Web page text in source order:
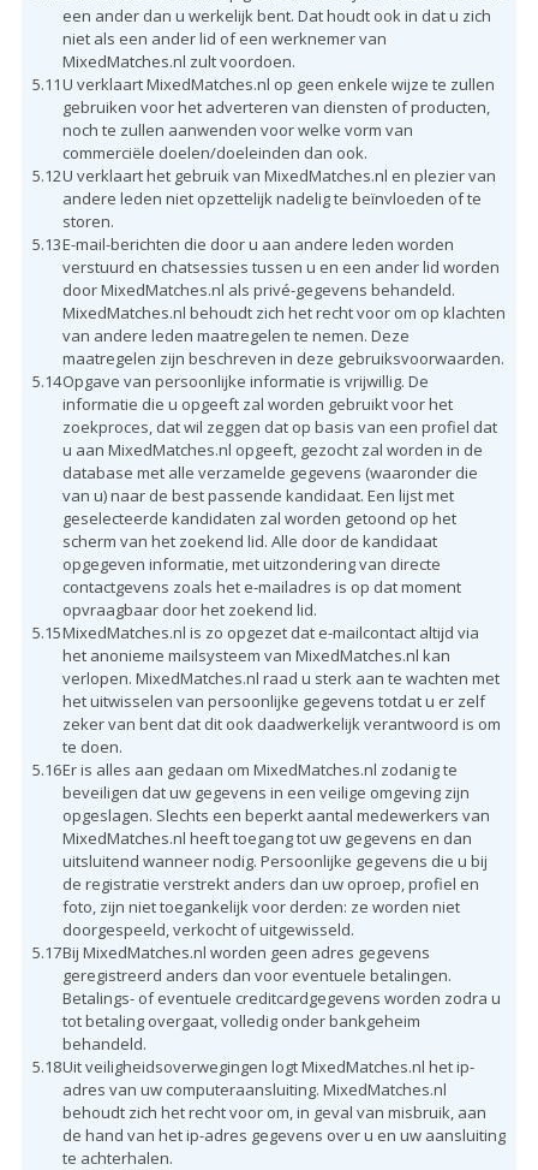
een ander dan u werkelijk bent. Dat houdt ook in dat u zich
niet als een ander lid of een werknemer van
MixedMatches.nl zult voordoen.
5.11U verklaart MixedMatches.nl op geen enkele wijze te zullen
gebruiken voor het adverteren van diensten of producten,
noch te zullen aanwenden voor welke vorm van
commerciële doelen/doeleinden dan ook.
5.12U verklaart het gebruik van MixedMatches.nl en plezier van
andere leden niet opzettelijk nadelig te beïnvloeden of te
storen.
5.13E-mail-berichten die door u aan andere leden worden
verstuurd en chatsessies tussen u en een ander lid worden
door MixedMatches.nl als privé-gegevens behandeld.
MixedMatches.nl behoudt zich het recht voor om op klachten
van andere leden maatregelen te nemen. Deze
maatregelen zijn beschreven in deze gebruiksvoorwaarden.
5.14Opgave van persoonlijke informatie is vrijwillig. De
informatie die u opgeeft zal worden gebruikt voor het
zoekproces, dat wil zeggen dat op basis van een profiel dat
u aan MixedMatches.nl opgeeft, gezocht zal worden in de
database met alle verzamelde gegevens (waaronder die
van u) naar de best passende kandidaat. Een lijst met
geselecteerde kandidaten zal worden getoond op het
scherm van het zoekend lid. Alle door de kandidaat
opgegeven informatie, met uitzondering van directe
contactgevens zoals het e-mailadres is op dat moment
opvraagbaar door het zoekend lid.
5.15MixedMatches.nl is zo opgezet dat e-mailcontact altijd via
het anonieme mailsysteem van MixedMatches.nl kan
verlopen. MixedMatches.nl raad u sterk aan te wachten met
het uitwisselen van persoonlijke gegevens totdat u er zelf
zeker van bent dat dit ook daadwerkelijk verantwoord is om
te doen.
5.16Er is alles aan gedaan om MixedMatches.nl zodanig te
beveiligen dat uw gegevens in een veilige omgeving zijn
opgeslagen. Slechts een beperkt aantal medewerkers van
MixedMatches.nl heeft toegang tot uw gegevens en dan
uitsluitend wanneer nodig. Persoonlijke gegevens die u bij
de registratie verstrekt anders dan uw oproep, profiel en
foto, zijn niet toegankelijk voor derden: ze worden niet
doorgespeeld, verkocht of uitgewisseld.
5.17Bij MixedMatches.nl worden geen adres gegevens
geregistreerd anders dan voor eventuele betalingen.
Betalings- of eventuele creditcardgegevens worden zodra u
tot betaling overgaat, volledig onder bankgeheim
behandeld.
5.18Uit veiligheidsoverwegingen logt MixedMatches.nl het ip-
adres van uw computeraansluiting. MixedMatches.nl
behoudt zich het recht voor om, in geval van misbruik, aan
de hand van het ip-adres gegevens over u en uw aansluiting
te achterhalen.